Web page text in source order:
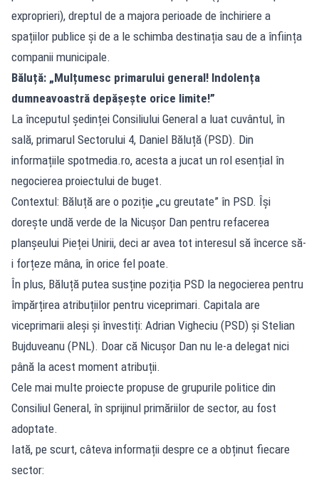
exproprieri), dreptul de a majora perioade de închiriere a
spațiilor publice și de a le schimba destinația sau de a înființa
companii municipale.
Băluță: „Mulțumesc primarului general! Indolența
dumneavoastră depășește orice limite!”
La începutul ședinței Consiliului General a luat cuvântul, în
sală, primarul Sectorului 4, Daniel Băluță (PSD). Din
informațiile spotmedia.ro, acesta a jucat un rol esențial în
negocierea proiectului de buget.
Contextul: Băluță are o poziție „cu greutate” în PSD. Își
dorește undă verde de la Nicușor Dan pentru refacerea
planșeului Pieței Unirii, deci ar avea tot interesul să încerce să-
i forțeze mâna, în orice fel poate.
În plus, Băluță putea susține poziția PSD la negocierea pentru
împărțirea atribuțiilor pentru viceprimari. Capitala are
viceprimarii aleși și învestiți: Adrian Vigheciu (PSD) și Stelian
Bujduveanu (PNL). Doar că Nicușor Dan nu le-a delegat nici
până la acest moment atribuții.
Cele mai multe proiecte propuse de grupurile politice din
Consiliul General, în sprijinul primăriilor de sector, au fost
adoptate.
Iată, pe scurt, câteva informații despre ce a obținut fiecare
sector: